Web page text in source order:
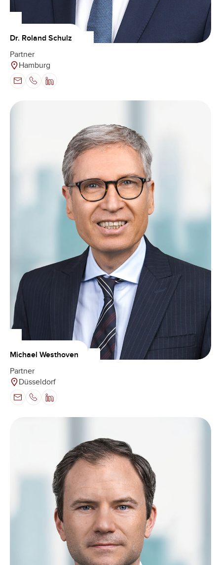
Dr. Roland Schulz
Partner
Hamburg
Michael Westhoven
Partner
Düsseldorf